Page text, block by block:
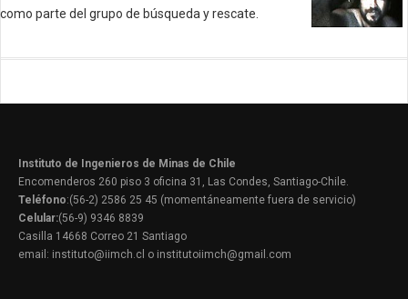
como parte del grupo de búsqueda y rescate.
Instituto de Ingenieros de Minas de Chile
Encomenderos 260 piso 3 oficina 31, Las Condes, Santiago-Chile.
Teléfono:(56-2) 2586 25 45 (momentáneamente fuera de servicio)
Celular:(56-9) 9346 8839
Casilla 14668 Correo 21 Santiago
email: instituto@iimch.cl o institutoiimch@gmail.com